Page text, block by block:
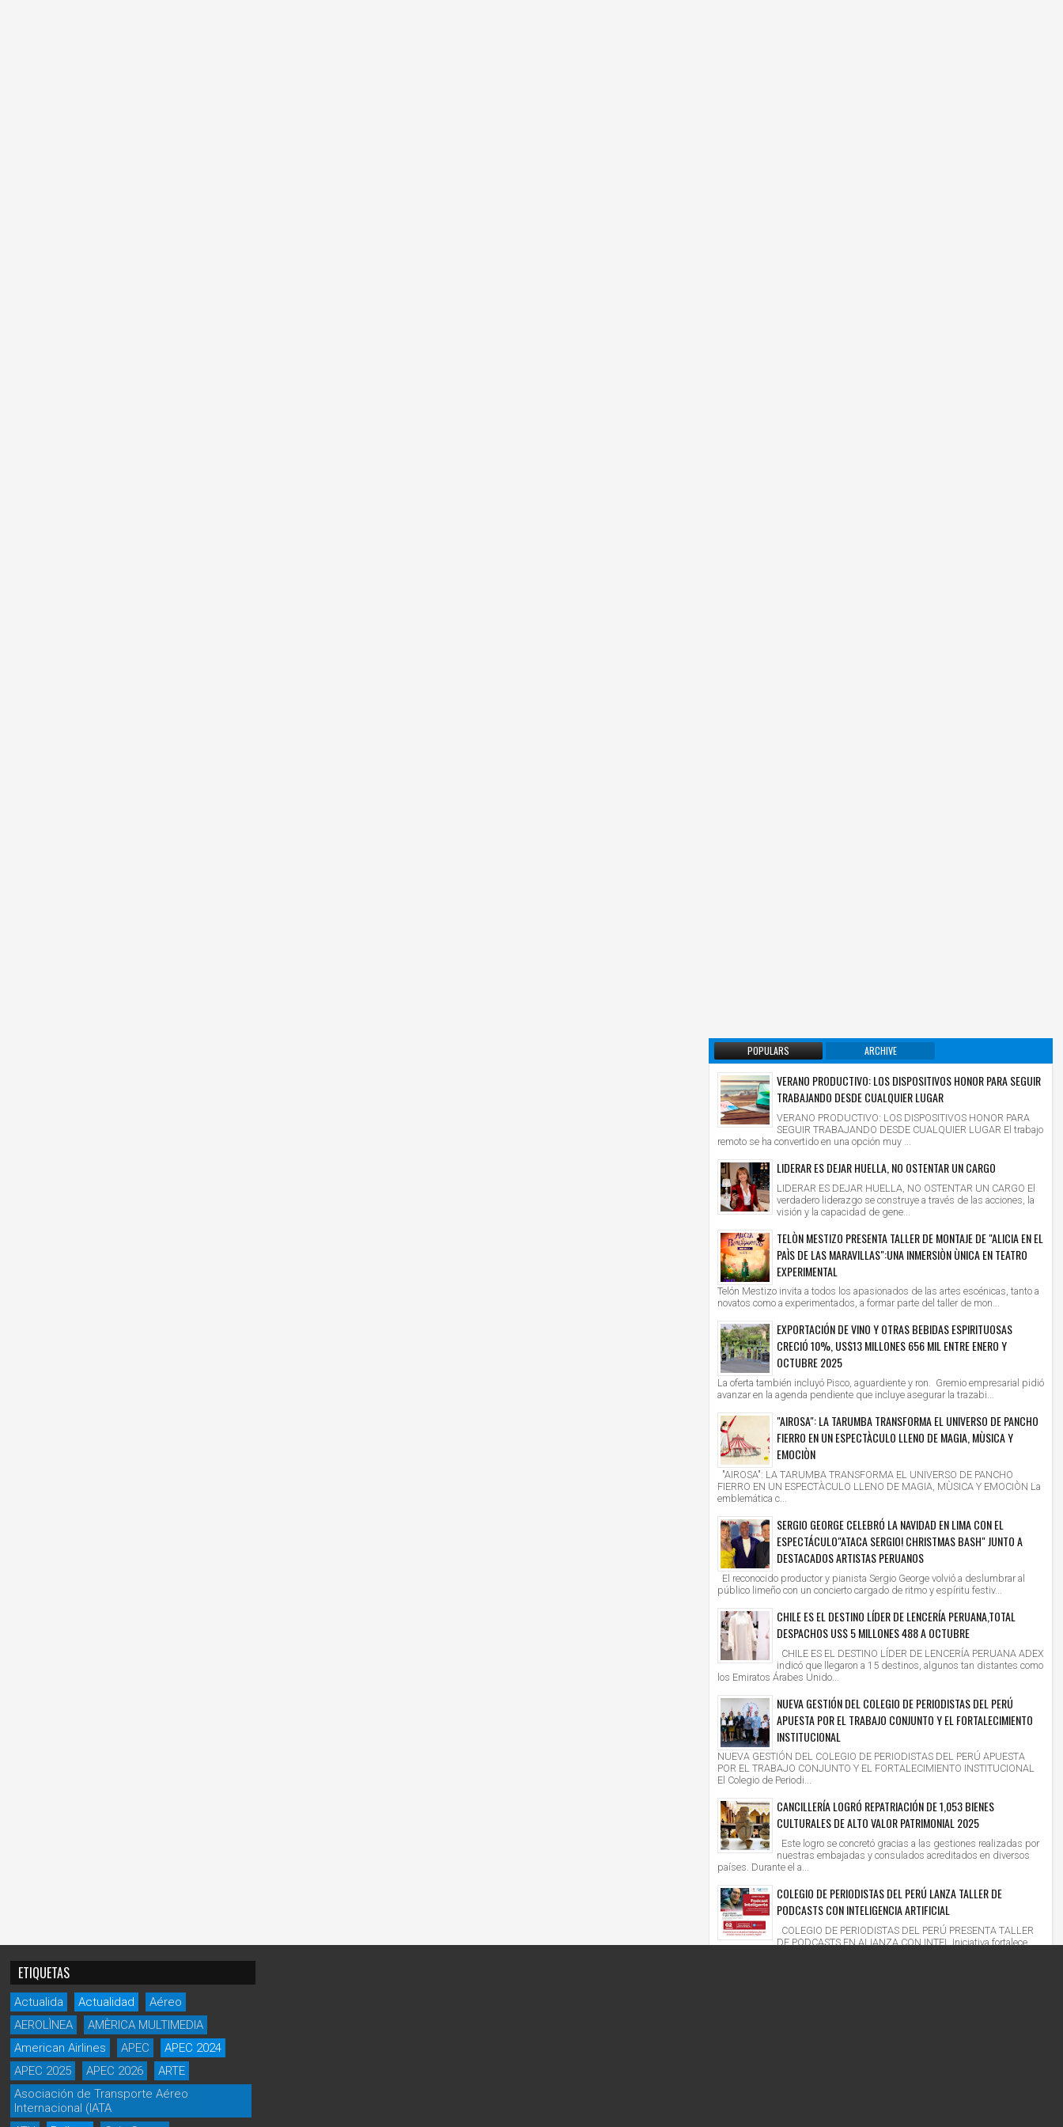
POPULARS ARCHIVE
VERANO PRODUCTIVO: LOS DISPOSITIVOS HONOR PARA SEGUIR
TRABAJANDO DESDE CUALQUIER LUGAR
VERANO PRODUCTIVO: LOS DISPOSITIVOS HONOR PARA
SEGUIR TRABAJANDO DESDE CUALQUIER LUGAR El trabajo
remoto se ha convertido en una opción muy ...
LIDERAR ES DEJAR HUELLA, NO OSTENTAR UN CARGO
LIDERAR ES DEJAR HUELLA, NO OSTENTAR UN CARGO El
verdadero liderazgo se construye a través de las acciones, la
visión y la capacidad de gene...
TELÒN MESTIZO PRESENTA TALLER DE MONTAJE DE "ALICIA EN EL
PAÌS DE LAS MARAVILLAS":UNA INMERSIÒN ÙNICA EN TEATRO
EXPERIMENTAL
Telón Mestizo invita a todos los apasionados de las artes escénicas, tanto a
novatos como a experimentados, a formar parte del taller de mon...
EXPORTACIÓN DE VINO Y OTRAS BEBIDAS ESPIRITUOSAS
CRECIÓ 10%, US$13 MILLONES 656 MIL ENTRE ENERO Y
OCTUBRE 2025
La oferta también incluyó Pisco, aguardiente y ron. Gremio empresarial pidió
avanzar en la agenda pendiente que incluye asegurar la trazabi...
"AIROSA": LA TARUMBA TRANSFORMA EL UNIVERSO DE PANCHO
FIERRO EN UN ESPECTÀCULO LLENO DE MAGIA, MÙSICA Y
EMOCIÒN
"AIROSA": LA TARUMBA TRANSFORMA EL UNIVERSO DE PANCHO
FIERRO EN UN ESPECTÀCULO LLENO DE MAGIA, MÙSICA Y EMOCIÒN La
emblemática c...
SERGIO GEORGE CELEBRÓ LA NAVIDAD EN LIMA CON EL
ESPECTÁCULO"ATACA SERGIO! CHRISTMAS BASH" JUNTO A
DESTACADOS ARTISTAS PERUANOS
El reconocido productor y pianista Sergio George volvió a deslumbrar al
público limeño con un concierto cargado de ritmo y espíritu festiv...
CHILE ES EL DESTINO LÍDER DE LENCERÍA PERUANA,TOTAL
DESPACHOS US$ 5 MILLONES 488 A OCTUBRE
CHILE ES EL DESTINO LÍDER DE LENCERÍA PERUANA ADEX
indicó que llegaron a 15 destinos, algunos tan distantes como
los Emiratos Árabes Unido...
NUEVA GESTIÓN DEL COLEGIO DE PERIODISTAS DEL PERÚ
APUESTA POR EL TRABAJO CONJUNTO Y EL FORTALECIMIENTO
INSTITUCIONAL
NUEVA GESTIÓN DEL COLEGIO DE PERIODISTAS DEL PERÚ APUESTA
POR EL TRABAJO CONJUNTO Y EL FORTALECIMIENTO INSTITUCIONAL
El Colegio de Periodi...
CANCILLERÍA LOGRÓ REPATRIACIÓN DE 1,053 BIENES
CULTURALES DE ALTO VALOR PATRIMONIAL 2025
Este logro se concretó gracias a las gestiones realizadas por
nuestras embajadas y consulados acreditados en diversos
países. Durante el a...
COLEGIO DE PERIODISTAS DEL PERÚ LANZA TALLER DE
PODCASTS CON INTELIGENCIA ARTIFICIAL
COLEGIO DE PERIODISTAS DEL PERÚ PRESENTA TALLER
DE PODCASTS EN ALIANZA CON INTEL Iniciativa fortalece
ETIQUETAS
Actualida Actualidad
Aéreo
AEROLÌNEA
AMÈRICA MULTIMEDIA
American Airlines
APEC
APEC 2024
APEC 2025
APEC 2026
ARTE
Asociación de Transporte Aéreo
Internacional (IATA